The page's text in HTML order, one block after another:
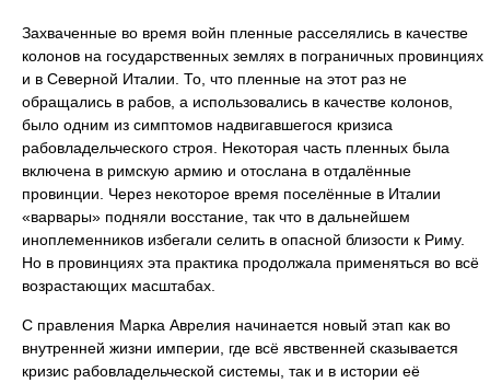
Захваченные во время войн пленные расселялись в качестве
колонов на государственных землях в пограничных провинциях
и в Северной Италии. То, что пленные на этот раз не
обращались в рабов, а использовались в качестве колонов,
было одним из симптомов надвигавшегося кризиса
рабовладельческого строя. Некоторая часть пленных была
включена в римскую армию и отослана в отдалённые
провинции. Через некоторое время поселённые в Италии
«варвары» подняли восстание, так что в дальнейшем
иноплеменников избегали селить в опасной близости к Риму.
Но в провинциях эта практика продолжала применяться во всё
возрастающих масштабах.
С правления Марка Аврелия начинается новый этап как во
внутренней жизни империи, где всё явственней сказывается
кризис рабовладельческой системы, так и в истории её